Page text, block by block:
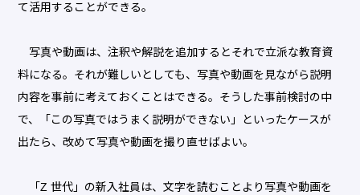
て活用することができる。
写真や動画は、注釈や解説を追加するとそれで立派な教育資
料になる。それが難しいとしても、写真や動画を見ながら説明
内容を事前に考えておくことはできる。そうした事前検討の中
で、「この写真ではうまく説明ができない」といったケースが
出たら、改めて写真や動画を撮り直せばよい。
「Z 世代」の新入社員は、文字を読むことより写真や動画を